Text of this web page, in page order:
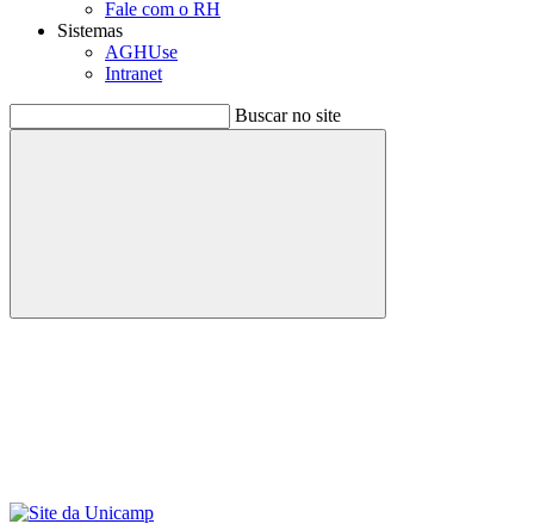
Fale com o RH
Sistemas
AGHUse
Intranet
Buscar no site
Buscar